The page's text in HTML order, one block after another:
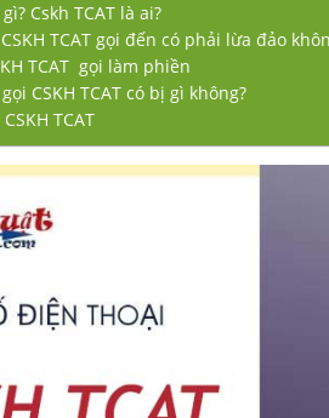
Cskh TCAT là ai?
TCAT gọi đến có phải lừa đảo
TCAT gọi làm phiền
CSKH TCAT có bị gì không?
TCAT